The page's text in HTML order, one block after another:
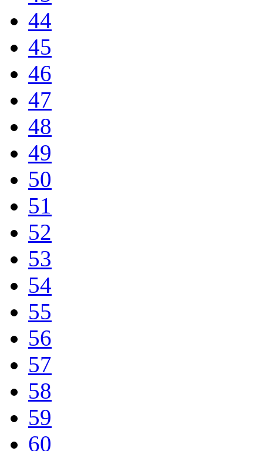
44
45
46
47
48
49
50
51
52
53
54
55
56
57
58
59
60